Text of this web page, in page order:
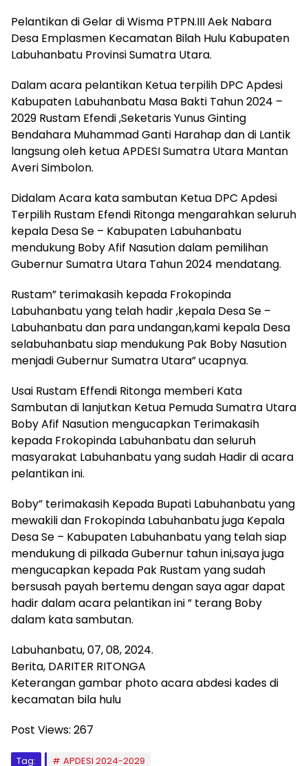
Pelantikan di Gelar di Wisma PTPN.III Aek Nabara
Desa Emplasmen Kecamatan Bilah Hulu Kabupaten
Labuhanbatu Provinsi Sumatra Utara.
Dalam acara pelantikan Ketua terpilih DPC Apdesi
Kabupaten Labuhanbatu Masa Bakti Tahun 2024 –
2029 Rustam Efendi ,Seketaris Yunus Ginting
Bendahara Muhammad Ganti Harahap dan di Lantik
langsung oleh ketua APDESI Sumatra Utara Mantan
Averi Simbolon.
Didalam Acara kata sambutan Ketua DPC Apdesi
Terpilih Rustam Efendi Ritonga mengarahkan seluruh
kepala Desa Se – Kabupaten Labuhanbatu
mendukung Boby Afif Nasution dalam pemilihan
Gubernur Sumatra Utara Tahun 2024 mendatang.
Rustam” terimakasih kepada Frokopinda
Labuhanbatu yang telah hadir ,kepala Desa Se –
Labuhanbatu dan para undangan,kami kepala Desa
selabuhanbatu siap mendukung Pak Boby Nasution
menjadi Gubernur Sumatra Utara” ucapnya.
Usai Rustam Effendi Ritonga memberi Kata
Sambutan di lanjutkan Ketua Pemuda Sumatra Utara
Boby Afif Nasution mengucapkan Terimakasih
kepada Frokopinda Labuhanbatu dan seluruh
masyarakat Labuhanbatu yang sudah Hadir di acara
pelantikan ini.
Boby” terimakasih Kepada Bupati Labuhanbatu yang
mewakili dan Frokopinda Labuhanbatu juga Kepala
Desa Se – Kabupaten Labuhanbatu yang telah siap
mendukung di pilkada Gubernur tahun ini,saya juga
mengucapkan kepada Pak Rustam yang sudah
bersusah payah bertemu dengan saya agar dapat
hadir dalam acara pelantikan ini ” terang Boby
dalam kata sambutan.
Labuhanbatu, 07, 08, 2024.
Berita, DARITER RITONGA
Keterangan gambar photo acara abdesi kades di
kecamatan bila hulu
Post Views: 267
Tag: APDESI 2024-2029